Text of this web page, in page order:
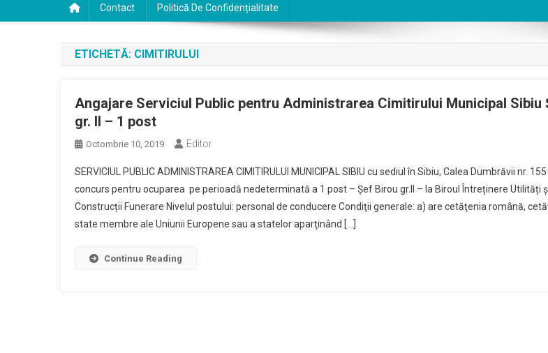
Contact Politică De Confidențialitate
ETICHETĂ: CIMITIRULUI
Angajare Serviciul Public pentru Administrarea Cimitirului Municipal Sibiu
gr. II – 1 post
Octombrie 10, 2019 Editor
SERVICIUL PUBLIC ADMINISTRAREA CIMITIRULUI MUNICIPAL SIBIU cu sediul în Sibiu, Calea Dumbrăvii nr.
concurs pentru ocuparea pe perioadă nedeterminată a 1 post – Șef Birou gr.II – la Biroul Întreținere Utilități
Construcții Funerare Nivelul postului: personal de conducere Condiţii generale: a) are cetăţenia română,
state membre ale Uniunii Europene sau a statelor aparţinând […]
Continue Reading